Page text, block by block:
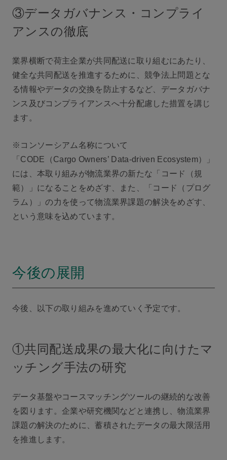
③データガバナンス・コンプライ
アンスの徹底
業界横断で荷主企業が共同配送に取り組むにあたり、
健全な共同配送を推進するために、競争法上問題とな
る情報やデータの交換を防止するなど、データガバナ
ンス及びコンプライアンスへ十分配慮した措置を講じ
ます。
※コンソーシアム名称について
「CODE（Cargo Owners’ Data-driven Ecosystem）」
には、本取り組みが物流業界の新たな「コード（規
範）」になることをめざす、また、「コード（プログ
ラム）」の力を使って物流業界課題の解決をめざす、
という意味を込めています。
今後の展開
今後、以下の取り組みを進めていく予定です。
①共同配送成果の最大化に向けたマ
ッチング手法の研究
データ基盤やコースマッチングツールの継続的な改善
を図ります。企業や研究機関などと連携し、物流業界
課題の解決のために、蓄積されたデータの最大限活用
を推進します。